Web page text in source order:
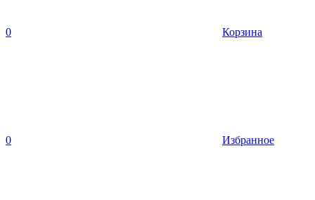
0 Корзина
0 Избранное